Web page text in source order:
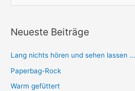
h
n
n
a
Neueste Beiträge
Lang nichts hören und sehen lassen …
Paperbag-Rock
Warm gefüttert